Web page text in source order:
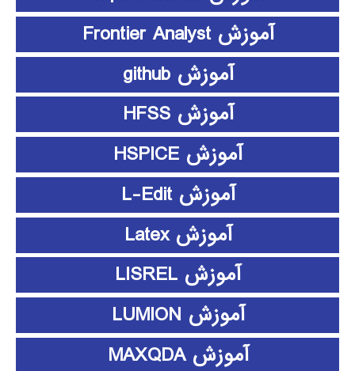
آموزش Frontier Analyst
آموزش github
آموزش HFSS
آموزش HSPICE
آموزش L-Edit
آموزش Latex
آموزش LISREL
آموزش LUMION
آموزش MAXQDA